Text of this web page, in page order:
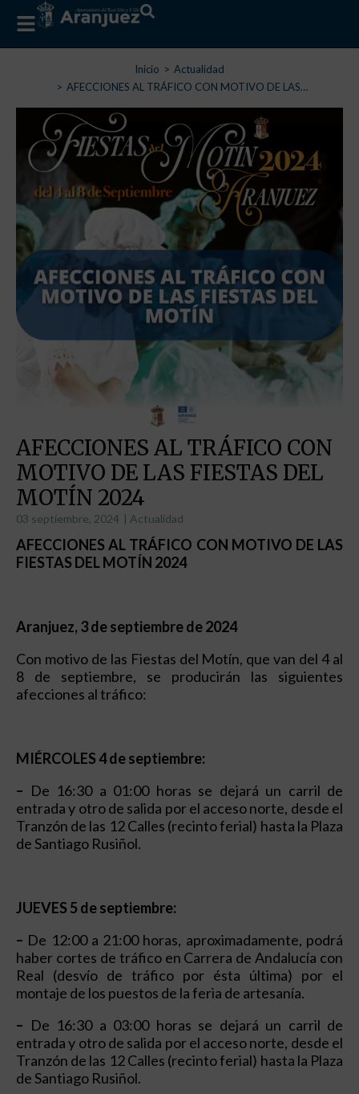
Inicio
Actualidad
AFECCIONES AL TRÁFICO CON MOTIVO DE LAS…
AFECCIONES AL TRÁFICO CON
MOTIVO DE LAS FIESTAS DEL
MOTÍN 2024
03 septiembre, 2024 | Actualidad
AFECCIONES AL TRÁFICO CON MOTIVO DE LAS
FIESTAS DEL MOTÍN 2024
Aranjuez, 3 de septiembre de 2024
Con motivo de las Fiestas del Motín, que van del 4 al
8 de septiembre, se producirán las siguientes
afecciones al tráfico:
MIÉRCOLES 4 de septiembre:
– De 16:30 a 01:00 horas se dejará un carril de
entrada y otro de salida por el acceso norte, desde el
Tranzón de las 12 Calles (recinto ferial) hasta la Plaza
de Santiago Rusiñol.
JUEVES 5 de septiembre:
– De 12:00 a 21:00 horas, aproximadamente, podrá
haber cortes de tráfico en Carrera de Andalucía con
Real (desvío de tráfico por ésta última) por el
montaje de los puestos de la feria de artesanía.
– De 16:30 a 03:00 horas se dejará un carril de
entrada y otro de salida por el acceso norte, desde el
Tranzón de las 12 Calles (recinto ferial) hasta la Plaza
de Santiago Rusiñol.